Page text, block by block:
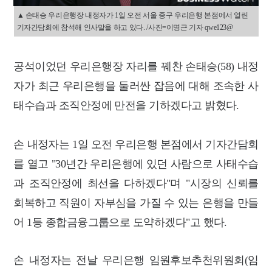
▲ 손태승 우리은행장 내정자가 1일 오전 서울 중구 우리은행 본점에서 열린
기자간담회에 참석해 인사말을 하고 있다. /사진=이명근 기자 qwe123@
공석이었던 우리은행장 자리를 꿰찬 손태승(58) 내정
자가 최근 우리은행을 둘러싼 잡음에 대해 조속한 사
태수습과 조직안정에 만전을 기하겠다고 밝혔다.
손 내정자는 1일 오전 우리은행 본점에서 기자간담회
를 열고 "30년간 우리은행에 있던 사람으로 사태수습
과 조직안정에 최선을 다하겠다"며 "시장의 신뢰를
회복하고 직원이 자부심을 가질 수 있는 은행을 만들
어 1등 종합금융그룹으로 도약하겠다"고 했다.
손 내정자는 전날 우리은행 임원후보추천위원회(임